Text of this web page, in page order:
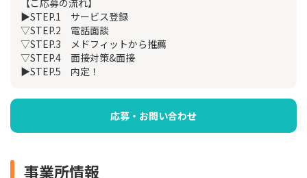
▶STEP.1 サービス登録
▽STEP.2 電話面談
▽STEP.3 メドフィットから推薦
▽STEP.4 面接対策&面接
▶STEP.5 内定！
応募・お問い合わせ
事業所情報